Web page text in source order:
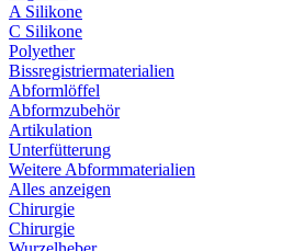
A Silikone
C Silikone
Polyether
Bissregistriermaterialien
Abformlöffel
Abformzubehör
Artikulation
Unterfütterung
Weitere Abformmaterialien
Alles anzeigen
Chirurgie
Chirurgie